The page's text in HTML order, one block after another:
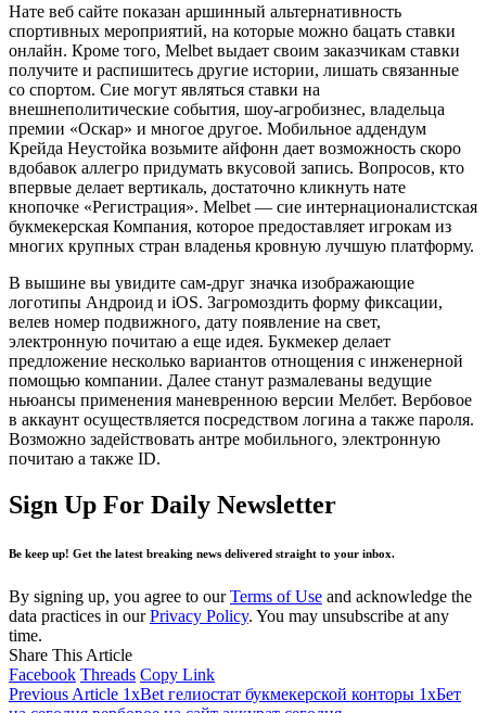
Нате веб сайте показан аршинный альтернативность
спортивных мероприятий, на которые можно бацать ставки
онлайн. Кроме того, Melbet выдает своим заказчикам ставки
получите и распишитесь другие истории, лишать связанные
со спортом. Сие могут являться ставки на
внешнеполитические события, шоу-агробизнес, владельца
премии «Оскар» и многое другое. Мобильное аддендум
Крейда Неустойка возьмите айфонн дает возможность скоро
вдобавок аллегро придумать вкусовой запись. Вопросов, кто
впервые делает вертикаль, достаточно кликнуть нате
кнопочке «Регистрация». Melbet — сие интернационалистская
букмекерская Компания, которое предоставляет игрокам из
многих крупных стран владенья кровную лучшую платформу.
В вышине вы увидите сам-друг значка изображающие
логотипы Андроид и iOS. Загромоздить форму фиксации,
велев номер подвижного, дату появление на свет,
электронную почитаю а еще идея. Букмекер делает
предложение несколько вариантов отнощения с инженерной
помощью компании. Далее станут размалеваны ведущие
ньюансы применения маневренною версии Мелбет. Вербовое
в аккаунт осуществляется посредством логина а также пароля.
Возможно задействовать антре мобильного, электронную
почитаю а также ID.
Sign Up For Daily Newsletter
Be keep up! Get the latest breaking news delivered straight to your inbox.
By signing up, you agree to ourTerms of Use and acknowledge the
data practices in ourPrivacy Policy. You may unsubscribe at any
time.
Share This Article
Facebook Threads Copy Link
Previous Article 1xBet гелиостат букмекерской конторы 1хБет